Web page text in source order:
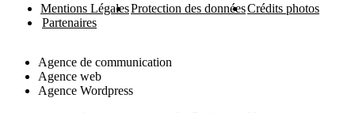
Mentions LégalesProtection des donnéesCrédits photos
Partenaires
Agence de communication
Agence web
Agence Wordpress